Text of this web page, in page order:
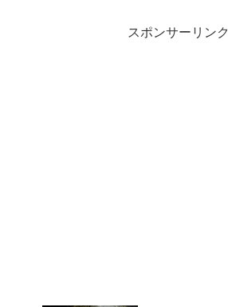
場に認められるために実践した方スポンサーリンク